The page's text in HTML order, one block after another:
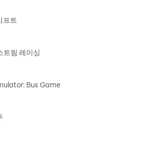
프트
트림 레이싱
Bus Game